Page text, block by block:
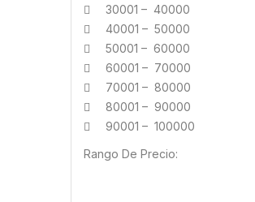
30001 – 40000
40001 – 50000
50001 – 60000
60001 – 70000
70001 – 80000
80001 – 90000
90001 – 100000
Rango De Precio: